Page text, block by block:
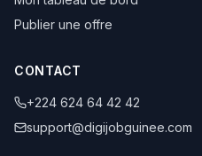
Publier une offre
CONTACT
+224 624 64 42 42
support@digijobguinee.com